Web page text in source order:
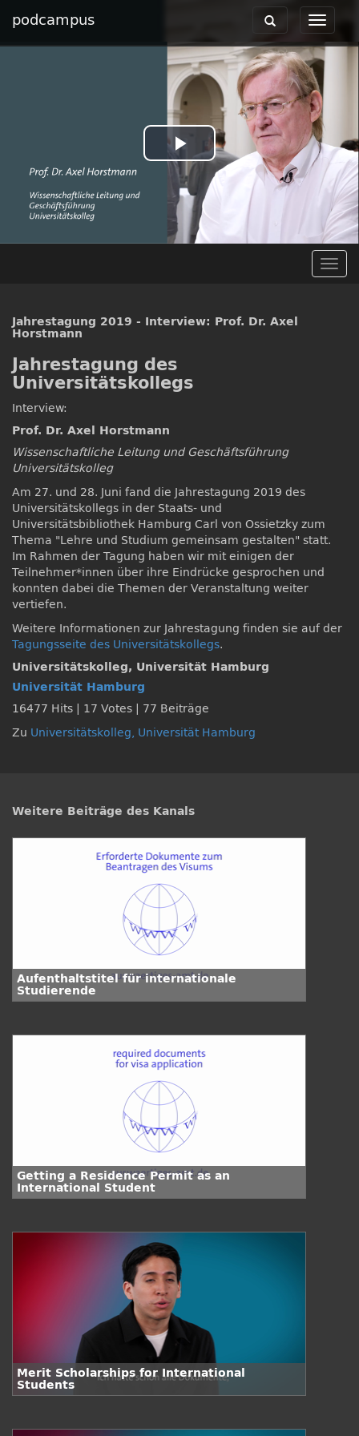
podcampus
Toggle
Toggle
navigation
Play
Video
Jahrestagung 2019 - Interview: Prof. Dr. Axel
Horstmann
Jahrestagung des
Universitätskollegs
Interview:
Prof. Dr. Axel Horstmann
Wissenschaftliche Leitung und Geschäftsführung
Universitätskolleg
Am 27. und 28. Juni fand die Jahrestagung 2019 des
Universitätskollegs in der Staats- und
Universitätsbibliothek Hamburg Carl von Ossietzky zum
Thema
Lehre und Studium gemeinsam gestalten
statt.
Im Rahmen der Tagung haben wir mit einigen der
Teilnehmer*innen über ihre Eindrücke gesprochen und
konnten dabei die Themen der Veranstaltung weiter
vertiefen.
Weitere Informationen zur Jahrestagung finden sie auf der
Tagungsseite des Universitätskollegs.
Universitätskolleg, Universität Hamburg
Universität Hamburg
16477 Hits
17 Votes
77 Beiträge
Zu Universitätskolleg, Universität Hamburg
Weitere Beiträge des Kanals
Aufenthaltstitel für internationale
Studierende
Getting a Residence Permit as an
International Student
Merit Scholarships for International
Students